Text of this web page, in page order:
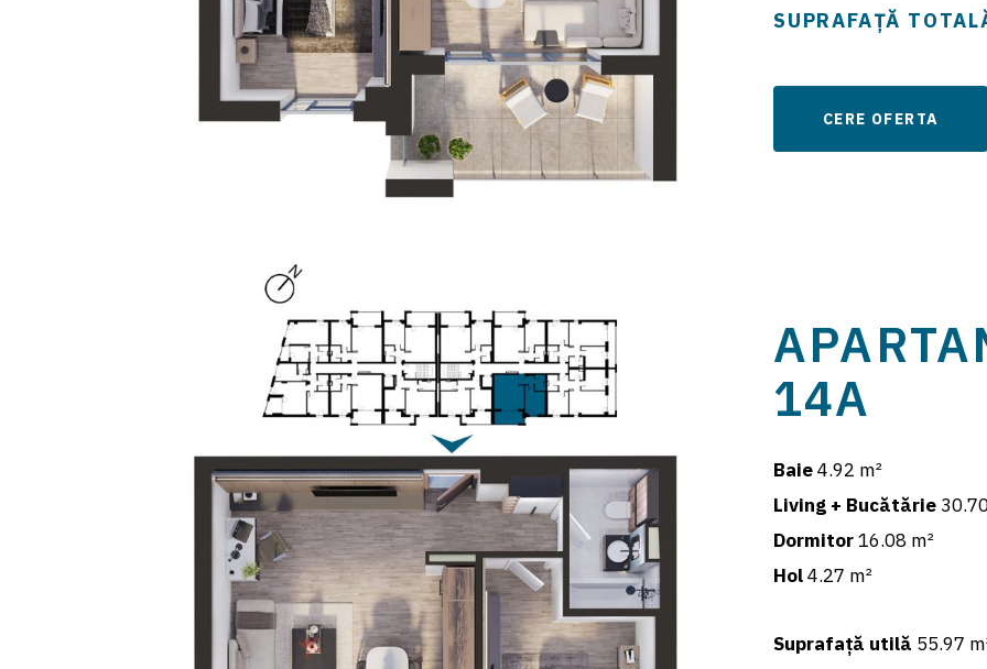
SUPRAFAȚĂ
CERE OFERTA
14A
Baie4.92 m²
Living + Bucătărie
Dormitor16.08 m²
Hol4.27 m²
Suprafață utilă 55.97